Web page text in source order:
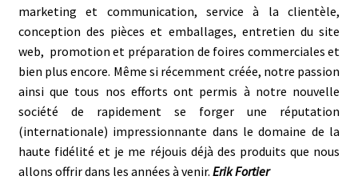
marketing et communication, service à la clientèle,
conception des pièces et emballages, entretien du site
web, promotion et préparation de foires commerciales et
bien plus encore. Même si récemment créée, notre passion
ainsi que tous nos efforts ont permis à notre nouvelle
société de rapidement se forger une réputation
(internationale) impressionnante dans le domaine de la
haute fidélité et je me réjouis déjà des produits que nous
allons offrir dans les années à venir. Erik Fortier